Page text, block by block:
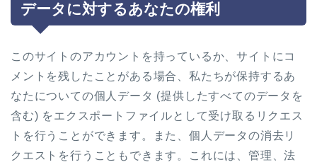
データに対するあなたの権利
このサイトのアカウントを持っているか、サイトにコ
メントを残したことがある場合、私たちが保持するあ
なたについての個人データ (提供したすべてのデータを
含む) をエクスポートファイルとして受け取るリクエス
トを行うことができます。また、個人データの消去リ
クエストを行うこともできます。これには、管理、法